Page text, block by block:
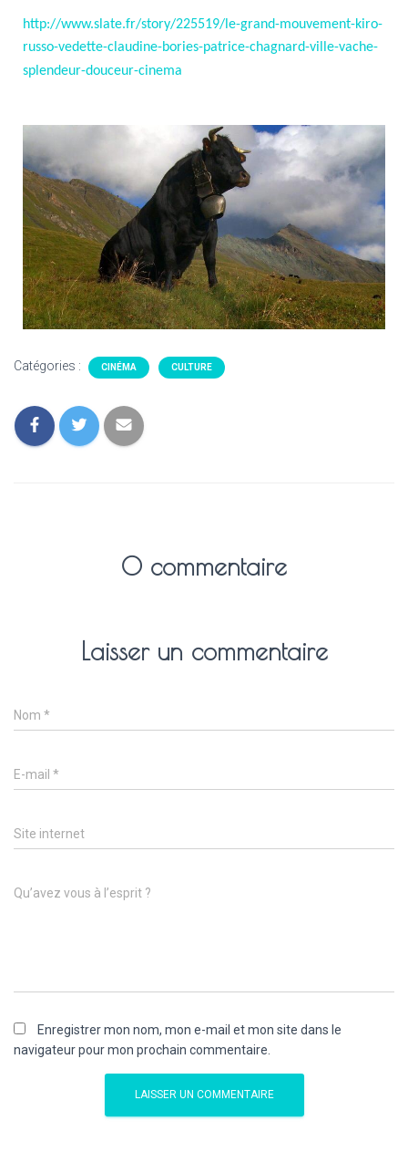
http://www.slate.fr/story/225519/le-grand-mouvement-kiro-
russo-vedette-claudine-bories-patrice-chagnard-ville-vache-
splendeur-douceur-cinema
Catégories : CINÉMA CULTURE
0 commentaire
Laisser un commentaire
Nom *
E-mail *
Site internet
Qu’avez vous à l’esprit ?
Enregistrer mon nom, mon e-mail et mon site dans le
navigateur pour mon prochain commentaire.